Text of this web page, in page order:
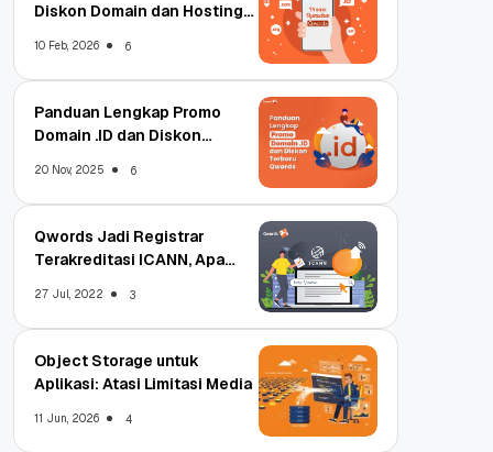
Diskon Domain dan Hosting
10 Feb, 2026 6
Panduan Lengkap Promo
Domain .ID dan Diskon
20 Nov, 2025 6
Qwords Jadi Registrar
Terakreditasi ICANN, Apa
27 Jul, 2022 3
Object Storage untuk
Aplikasi: Atasi Limitasi Media
11 Jun, 2026 4